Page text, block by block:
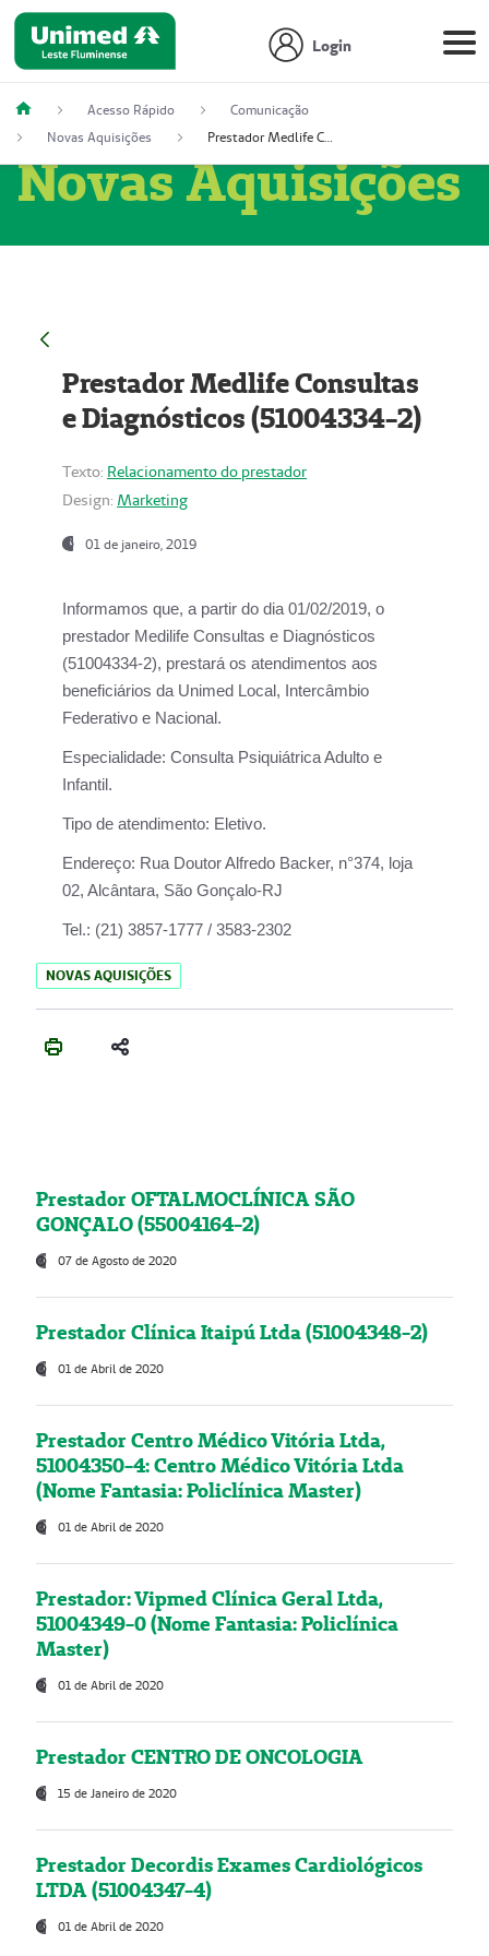
Login
Acesso Rápido
Comunicação
Novas Aquisições
Prestador Medlife Consultas e Diagnósticos (51004334-2)
Novas Aquisições
Prestador Medlife Consultas
e Diagnósticos (51004334-2)
Texto: Relacionamento do prestador
Design: Marketing
01 de janeiro, 2019
Informamos que, a partir do dia 01/02/2019, o
prestador Medilife Consultas e Diagnósticos
(51004334-2), prestará os atendimentos aos
beneficiários da Unimed Local, Intercâmbio
Federativo e Nacional.
Especialidade: Consulta Psiquiátrica Adulto e
Infantil.
Tipo de atendimento: Eletivo.
Endereço: Rua Doutor Alfredo Backer, n°374, loja
02, Alcântara, São Gonçalo-RJ
Tel.: (21) 3857-1777 / 3583-2302
NOVAS AQUISIÇÕES
Prestador OFTALMOCLÍNICA SÃO
GONÇALO (55004164-2)
07 de Agosto de 2020
Prestador Clínica Itaipú Ltda (51004348-2)
01 de Abril de 2020
Prestador Centro Médico Vitória Ltda,
51004350-4: Centro Médico Vitória Ltda
(Nome Fantasia: Policlínica Master)
01 de Abril de 2020
Prestador: Vipmed Clínica Geral Ltda,
51004349-0 (Nome Fantasia: Policlínica
Master)
01 de Abril de 2020
Prestador CENTRO DE ONCOLOGIA
15 de Janeiro de 2020
Prestador Decordis Exames Cardiológicos
LTDA (51004347-4)
01 de Abril de 2020